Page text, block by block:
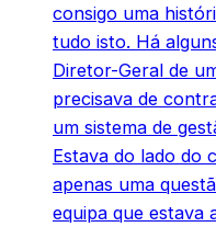
consigo uma
tudo isto. Há
Diretor-Geral de
precisava de
um sistema de
Estava do lado do
apenas uma
equipa que estava